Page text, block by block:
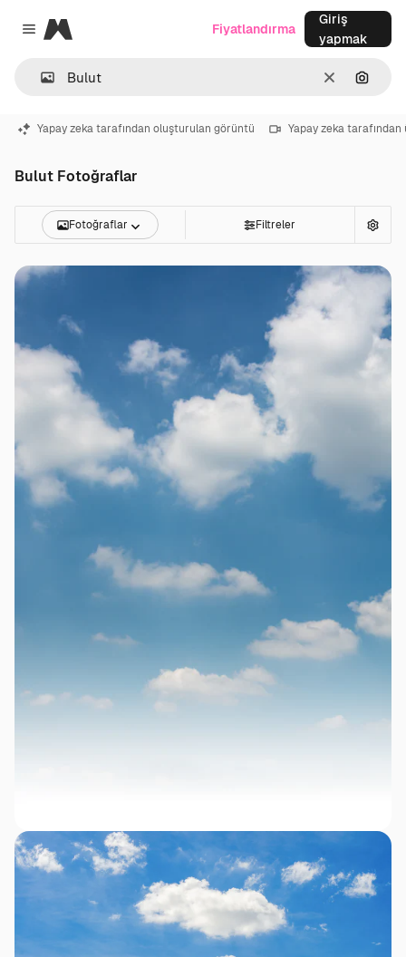
Close menu
Magnific
Temizlemek
Fiyatlandırma
Giriş
yapmak
Yapay zeka tarafından oluşturulan görüntü Yapay zeka
Bulut Fotoğraflar
Fotoğraflar Filtreler